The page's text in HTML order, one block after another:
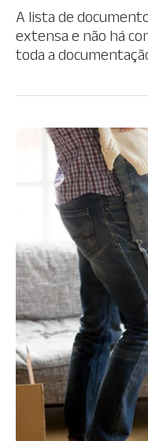
A lista de
extensa e não há
toda a